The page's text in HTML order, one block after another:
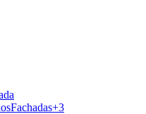
Fachadas+3